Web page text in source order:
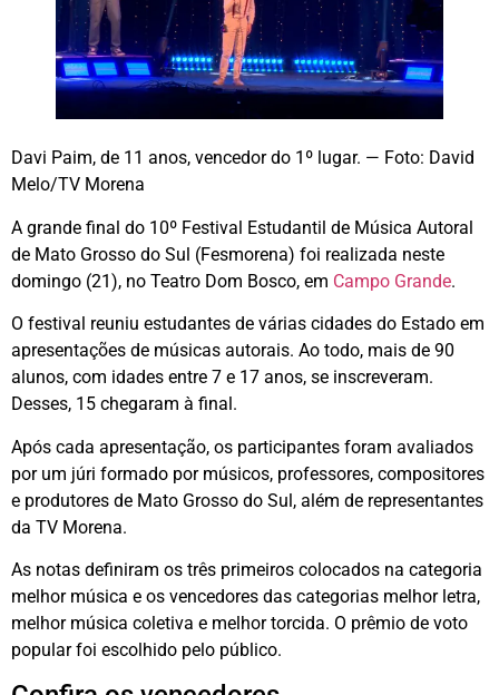
Davi Paim, de 11 anos, vencedor do 1º lugar. — Foto: David
Melo/TV Morena
A grande final do 10º Festival Estudantil de Música Autoral
de Mato Grosso do Sul (Fesmorena) foi realizada neste
domingo (21), no Teatro Dom Bosco, em Campo Grande.
O festival reuniu estudantes de várias cidades do Estado em
apresentações de músicas autorais. Ao todo, mais de 90
alunos, com idades entre 7 e 17 anos, se inscreveram.
Desses, 15 chegaram à final.
Após cada apresentação, os participantes foram avaliados
por um júri formado por músicos, professores, compositores
e produtores de Mato Grosso do Sul, além de representantes
da TV Morena.
As notas definiram os três primeiros colocados na categoria
melhor música e os vencedores das categorias melhor letra,
melhor música coletiva e melhor torcida. O prêmio de voto
popular foi escolhido pelo público.